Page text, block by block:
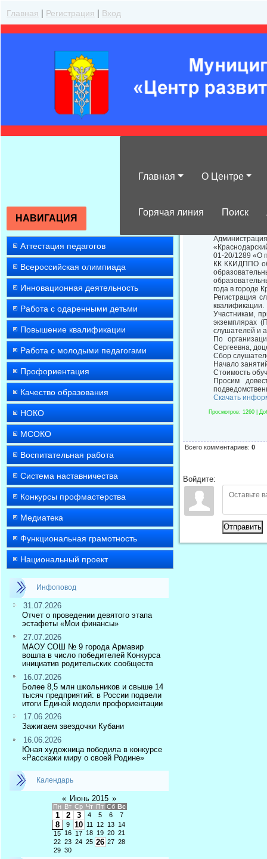
Главная | Регистрация | Вход
Главная О Центре
Горячая линия Поиск
НАВИГАЦИЯ
Аттестация педагогов
Всероссийская олимпиада
Инновационная деятельность
Работа с одаренными детьми
Повышение квалификации
Работа с молодыми педагогами
Профориентация
Качество образования
НОКО
МСОКО
Воспитательная работа
Система наставничества
Конкурсы профмастерства
Медиатека
Функциональная грамотность
Национальный проект
Инфоповод
31.07.2026
Отчет о проведении девятого этапа
эстафеты «Мои финансы»
27.07.2026
МАОУ СОШ № 9 города Армавир
вошла в число победителей Конкурса
инициатив родительских сообществ
16.07.2026
Более 8,5 млн школьников и свыше 14
тысяч предприятий: в России подвели
итоги Единой модели профориентации
17.06.2026
Зажигаем звездочки Кубани
16.06.2026
Юная художница победила в конкурсе
«Расскажи миру о своей Родине»
Календарь
« Июнь 2015 »
Пн Вт Ср Чт Пт Сб Вс
1 2 3 4 5 6 7
8 9 10 11 12 13
14
15
16 17 18 19 20 21
22 23 24 25 26 27 28
29 30
01-20/1289 «О
КК ККИДППО
года в городе
Регистрация
квалификации.
Участникам,
экземплярах
слушателей и
По
Сергеевна,
Сбор
Начало
Стоимость
Просим
Скачать
Просмотров: 1260 |
Всего комментариев: 0
Войдите:
Отправить